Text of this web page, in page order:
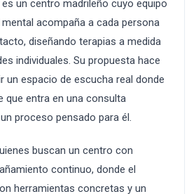
es un centro madrileño cuyo equipo
acompaña a cada persona
diseñando terapias a medida
individuales. Su propuesta hace
un espacio de escucha real donde
que entra en una consulta
proceso pensado para él.
buscan un centro con
continuo, donde el
herramientas concretas y un